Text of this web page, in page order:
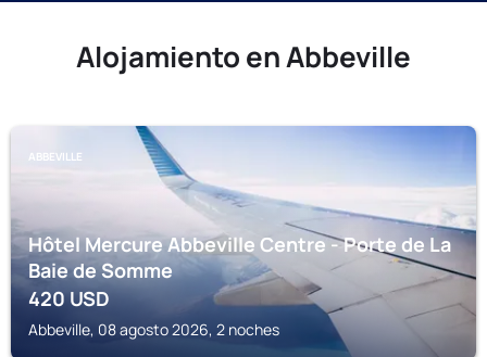
Alojamiento en Abbeville
ABBEVILLE
Hôtel Mercure Abbeville Centre - Porte de La
Baie de Somme
420USD
Abbeville, 08 agosto 2026, 2 noches